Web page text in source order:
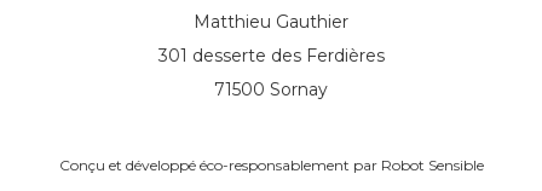
Matthieu Gauthier
301 desserte des Ferdières
71500 Sornay
Conçu et développé éco-responsablement par Robot Sensible